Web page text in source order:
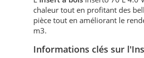
chaleur tout en profitant des
pièce tout en améliorant le
m3.
Informations clés sur